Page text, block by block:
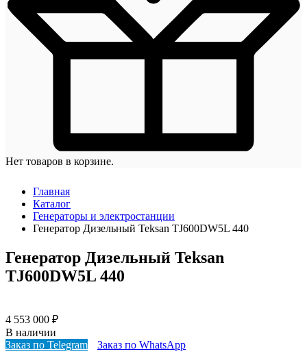
Нет товаров в корзине.
Главная
Каталог
Генераторы и электростанции
Генератор Дизельный Teksan TJ600DW5L 440
Генератор Дизельный Teksan
TJ600DW5L 440
4 553 000 ₽
В наличии
Заказ по Telegram
Заказ по WhatsApp